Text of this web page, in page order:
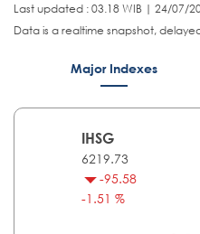
Last updated : 03.18 WIB | 24/07/
Data is a realtime snapshot,
Major Indexes
IHSG
6219.73
-95.58
-1.51 %